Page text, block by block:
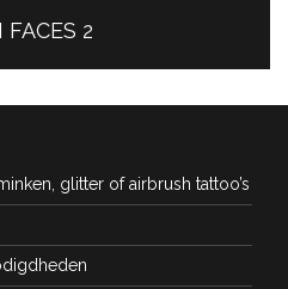
2
glitter of airbrush tattoo’s